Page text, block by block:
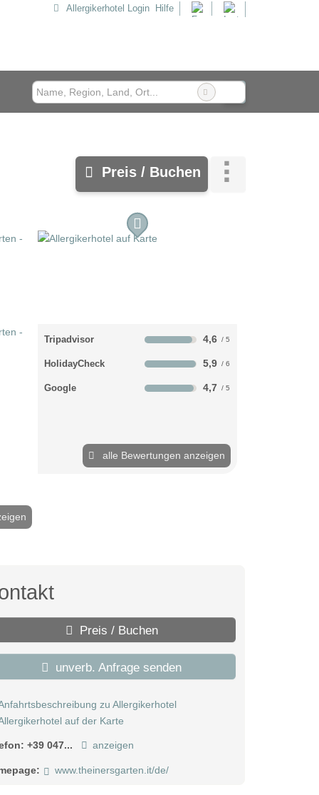
Allergikerhotel Login Hilfe
Preis / Buchen
Tripadvisor 4,6
HolidayCheck 5,9
Google 4,7
alle Bewertungen anzeigen
Preis / Buchen
unverb. Anfrage senden
zu Allergikerhotel
auf der Karte
+39 047... anzeigen
www.theinersgarten.it/de/